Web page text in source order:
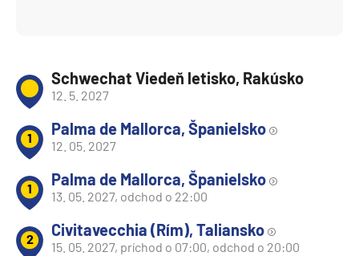
Schwechat Viedeň letisko, Rakúsko
12. 5. 2027
1 Palma de Mallorca, Španielsko
12. 05. 2027
1 Palma de Mallorca, Španielsko
13. 05. 2027, odchod o 22:00
2 Civitavecchia (Rím), Taliansko
15. 05. 2027, príchod o 07:00, odchod o 20:00